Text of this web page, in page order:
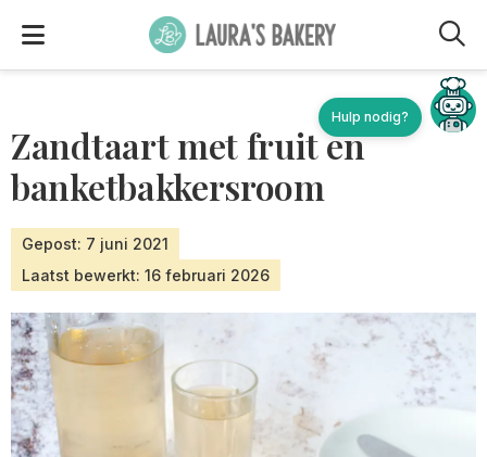
Zandtaart met fruit en
banketbakkersroom
Gepost: 7 juni 2021
Laatst bewerkt: 16 februari 2026